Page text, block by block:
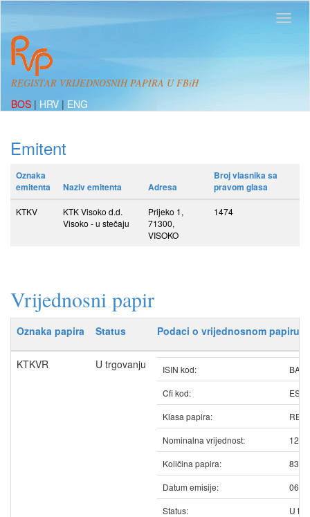
REGISTAR VRIJEDNOSNIH PAPIRA U FBiH
BOS | HRV | ENG
Emitent
Oznaka
emitenta
Naziv emitenta Adresa
Broj vlasnika sa
pravom glasa
KTKV
KTK Visoko d.d.
Visoko - u stečaju
Prijeko 1,
71300,
VISOKO
1474
Vrijednosni papir
Oznaka papira Status Podaci o vrijednosnom papiru
KTKVR U trgovanju ISIN kod:
Cfi kod:
Klasa papira:
Nominalna vrijednost:
12.50
Količina papira:
Datum emisije:
Status:
U